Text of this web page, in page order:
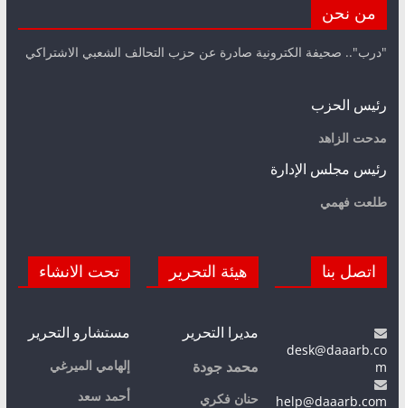
من نحن
"درب".. صحيفة الكترونية صادرة عن حزب التحالف الشعبي الاشتراكي
رئيس الحزب
مدحت الزاهد
رئيس مجلس الإدارة
طلعت فهمي
اتصل بنا
desk@daaarb.co
m
help@daaarb.com
هيئة التحرير
مديرا التحرير
محمد جودة
حنان فكري
تحت الانشاء
مستشارو التحرير
إلهامي الميرغي
أحمد سعد